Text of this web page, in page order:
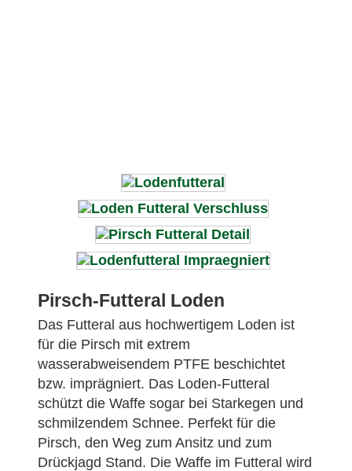
Pirsch-Futteral Loden
Das Futteral aus hochwertigem Loden ist
für die Pirsch mit extrem
wasserabweisendem PTFE beschichtet
bzw. imprägniert. Das Loden-Futteral
schützt die Waffe sogar bei Starkegen und
schmilzendem Schnee. Perfekt für die
Pirsch, den Weg zum Ansitz und zum
Drückjagd Stand. Die Waffe im Futteral wird